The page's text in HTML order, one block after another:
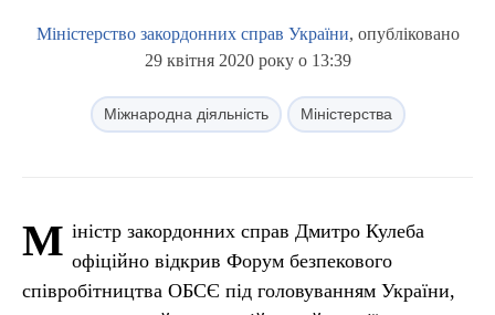
Міністерство закордонних справ України, опубліковано
29 квітня 2020 року о 13:39
Міжнародна діяльність Міністерства
М іністр закордонних справ Дмитро Кулеба
офіційно відкрив Форум безпекового
співробітництва ОБСЄ під головуванням України,